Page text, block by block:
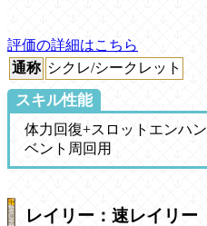
評価の詳細はこちら
通称 シクレ/シークレット
スキル性能
体力回復+スロットエンハ
ベント周回用
レイリー：速レイリー